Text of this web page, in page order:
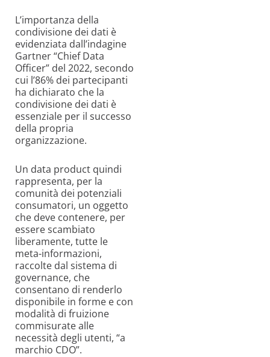
L’importanza della
condivisione dei dati è
evidenziata dall’indagine
Gartner “Chief Data
Officer” del 2022, secondo
cui l’86% dei partecipanti
ha dichiarato che la
condivisione dei dati è
essenziale per il successo
della propria
organizzazione.
Un data product quindi
rappresenta, per la
comunità dei potenziali
consumatori, un oggetto
che deve contenere, per
essere scambiato
liberamente, tutte le
meta-informazioni,
raccolte dal sistema di
governance, che
consentano di renderlo
disponibile in forme e con
modalità di fruizione
commisurate alle
necessità degli utenti, “a
marchio CDO”.